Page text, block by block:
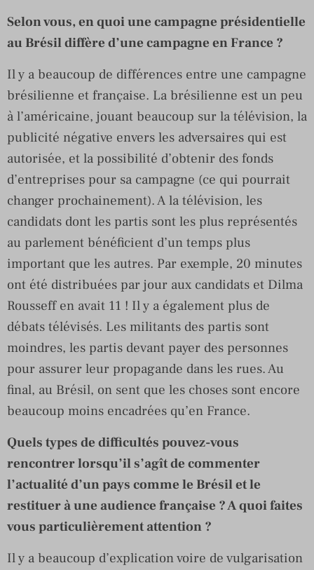
Selon vous, en quoi une campagne présidentielle
au Brésil diffère d’une campagne en France ?
Il y a beaucoup de différences entre une campagne
brésilienne et française. La brésilienne est un peu
à l’américaine, jouant beaucoup sur la télévision, la
publicité négative envers les adversaires qui est
autorisée, et la possibilité d’obtenir des fonds
d’entreprises pour sa campagne (ce qui pourrait
changer prochainement). A la télévision, les
candidats dont les partis sont les plus représentés
au parlement bénéficient d’un temps plus
important que les autres. Par exemple, 20 minutes
ont été distribuées par jour aux candidats et Dilma
Rousseff en avait 11 ! Il y a également plus de
débats télévisés. Les militants des partis sont
moindres, les partis devant payer des personnes
pour assurer leur propagande dans les rues. Au
final, au Brésil, on sent que les choses sont encore
beaucoup moins encadrées qu’en France.
Quels types de difficultés pouvez-vous
rencontrer lorsqu’il s’agît de commenter
l’actualité d’un pays comme le Brésil et le
restituer à une audience française ? A quoi faites
vous particulièrement attention ?
Il y a beaucoup d’explication voire de vulgarisation